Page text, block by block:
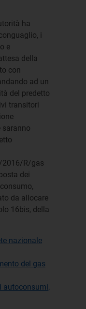
ha
i
e
della
con
ad un
del predetto
transitori
2016/R/gas
dei
da allocare
16bis, della
nazionale
del gas
autoconsumi,